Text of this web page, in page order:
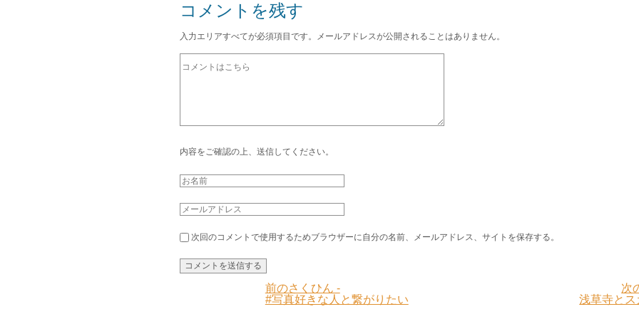
コメントを残す
入力エリアすべてが必須項目です。メールアドレスが公開されることはありません。
内容をご確認の上、送信してください。
次回のコメントで使用するためブラウザーに自分の名前、メールアドレス、サイトを保存する。
前のさくひん -
#写真好きな人と繋がりたい
次
浅草寺と